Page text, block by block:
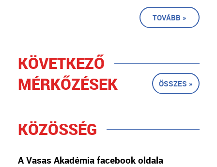
TOVÁBB »
KÖVETKEZŐ
MÉRKŐZÉSEK
ÖSSZES »
KÖZÖSSÉG
A Vasas Akadémia facebook oldala